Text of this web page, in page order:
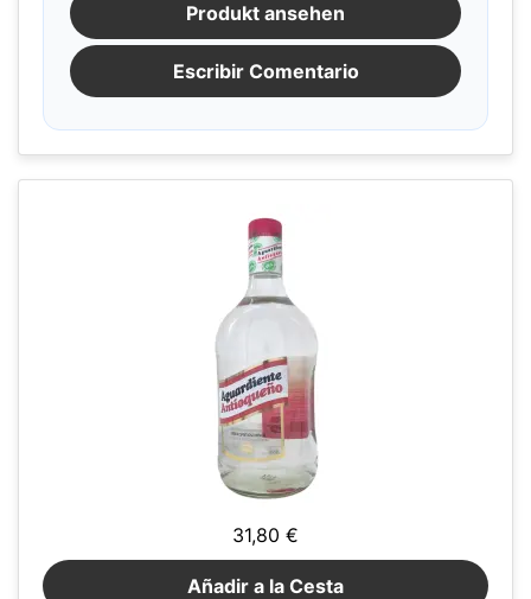
Produkt ansehen
Escribir Comentario
31,80 €
Añadir a la Cesta